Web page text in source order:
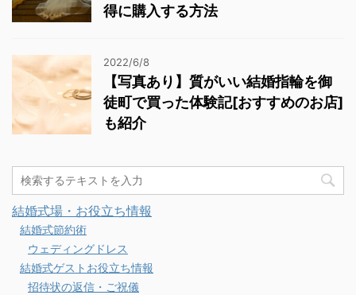
得に購入する方法
2022/6/8
【写真あり】質がいい結婚指輪を御
徒町で買った体験記[おすすめのお店]
も紹介
結婚式場・お役立ち情報
結婚式節約術
ウェディングドレス
結婚式ゲストお役立ち情報
招待状の返信・ご祝儀